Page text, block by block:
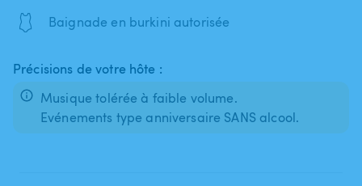
🩱 Baignade en burkini autorisée
Précisions de votre hôte :
Musique tolérée à faible volume.
Evénements type anniversaire SANS alcool.